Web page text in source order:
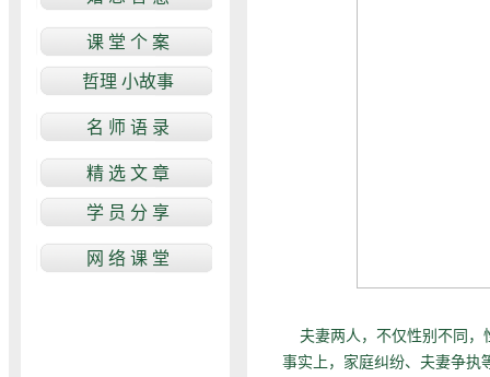
夫妻两人，不仅性别不同，
事实上，家庭纠纷、夫妻争执